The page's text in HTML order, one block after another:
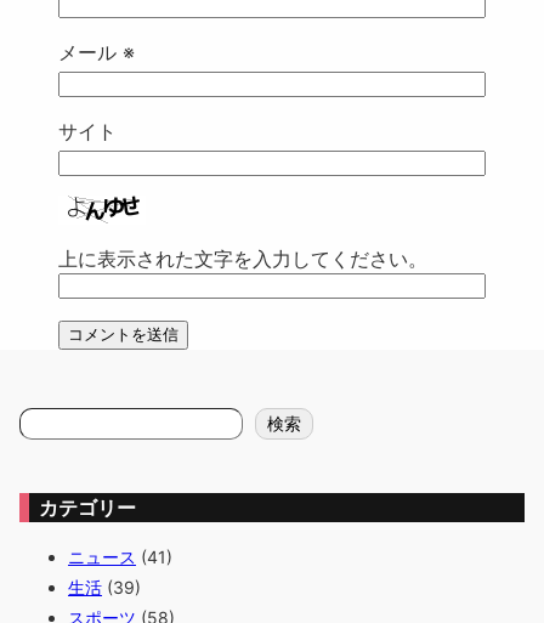
メール ※
サイト
上に表示された文字を入力してください。
検
索
検索
カテゴリー
ニュース (41)
生活 (39)
スポーツ (58)